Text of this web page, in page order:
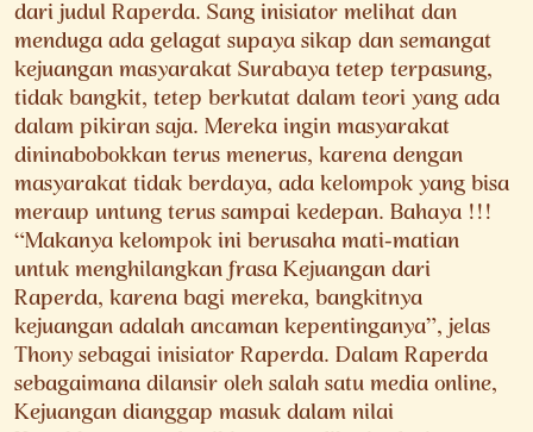
dari judul Raperda. Sang inisiator melihat dan
menduga ada gelagat supaya sikap dan semangat
kejuangan masyarakat Surabaya tetep terpasung,
tidak bangkit, tetep berkutat dalam teori yang ada
dalam pikiran saja. Mereka ingin masyarakat
dininabobokkan terus menerus, karena dengan
masyarakat tidak berdaya, ada kelompok yang bisa
meraup untung terus sampai kedepan. Bahaya !!!
“Makanya kelompok ini berusaha mati-matian
untuk menghilangkan frasa Kejuangan dari
Raperda, karena bagi mereka, bangkitnya
kejuangan adalah ancaman kepentinganya”, jelas
Thony sebagai inisiator Raperda. Dalam Raperda
sebagaimana dilansir oleh salah satu media online,
Kejuangan dianggap masuk dalam nilai